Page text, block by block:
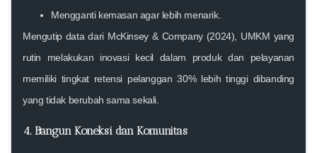
Mengganti kemasan agar lebih menarik.
Mengutip data dari McKinsey & Company (2024) , UMKM yang
rutin melakukan inovasi kecil dalam produk dan pelayanan
memiliki tingkat retensi pelanggan 30% lebih tinggi dibanding
yang tidak berubah sama sekali.
4. Bangun Koneksi dan Komunitas